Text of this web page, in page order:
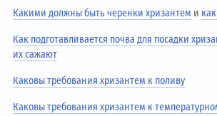
Какими должны быть черенки хризантем и
Как подготавливается почва для посадки
их сажают
Каковы требования хризантем к поливу
Каковы требования хризантем к